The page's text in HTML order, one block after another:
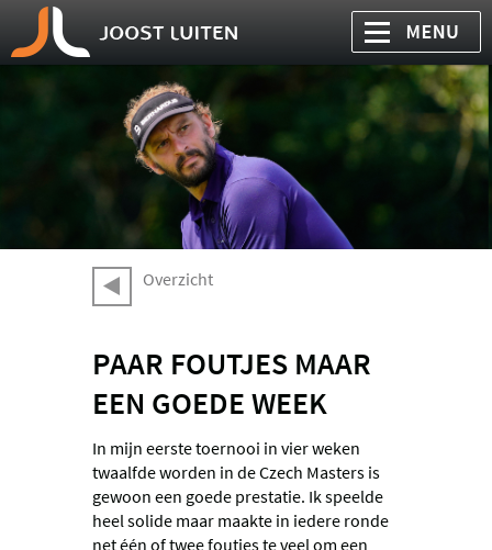
Overzicht
PAAR FOUTJES MAAR
EEN GOEDE WEEK
In mijn eerste toernooi in vier weken
twaalfde worden in de Czech Masters is
gewoon een goede prestatie. Ik speelde
heel solide maar maakte in iedere ronde
net één of twee foutjes te veel om een